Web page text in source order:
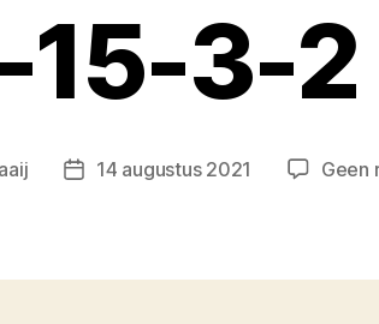
15-3-2
Berichtdatum
14 augustus 2021 Geen